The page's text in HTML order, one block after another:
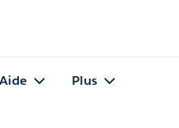
Aide Plus